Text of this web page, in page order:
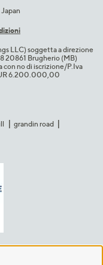
Japan
LLC) soggetta a direzione
20861 Brugherio (MB)​
con no di iscrizione/P.Iva
6.200.000,00​
grandin road